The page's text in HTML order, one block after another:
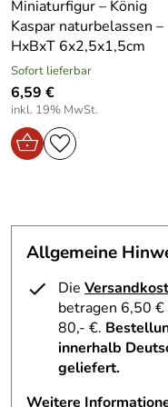
zum Eyecatcher
Hohe Detailtreue –
Traditionelle
Seiffen im Erzgebirge
Komplette
direkt aus
simples Deko-
bringt sie Tradition
Die Figuren können
ergänzen oder
Weihnachtstisch
macht jede Figur zu
Detail steckt das
Produktart:
Miniaturfigur – König
Kaspar naturbelassen –
HxBxT 6x2,5x1,5cm
Sofort lieferbar
6,59 €
inkl. 19% MwSt.
Allgemeine
Die
betragen 6,50
80,- €.
innerhalb
geliefert.
Weitere